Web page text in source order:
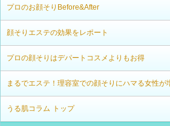
プロのお顔そりBefore&After
顔そりエステの効果をレポート
プロの顔そりはデパートコスメよりもお得
まるでエステ！理容室での顔そりにハマる女性が
うる肌コラム トップ